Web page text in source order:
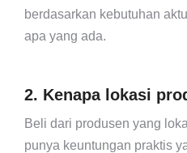
berdasarkan kebutuhan
apa yang ada.
2. Kenapa lokasi
Beli dari produsen yang
punya keuntungan praktis